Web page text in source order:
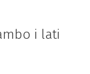
i lati